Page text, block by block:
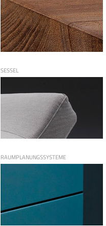
SESSEL
RAUMPLANUNGSSYSTEME